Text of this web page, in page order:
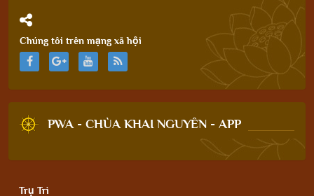
Chúng tôi trên mạng xã hội
PWA - CHÙA KHAI NGUYÊN - APP
Trụ Trì